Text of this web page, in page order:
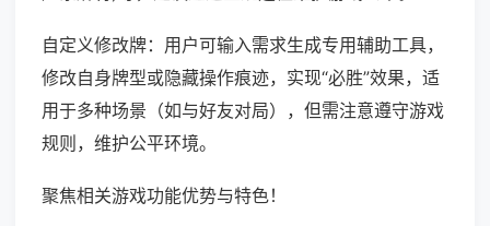
自定义修改牌：用户可输入需求生成专用辅助工具，
修改自身牌型或隐藏操作痕迹，实现“必胜”效果，适
用于多种场景（如与好友对局），但需注意遵守游戏
规则，维护公平环境。
聚焦相关游戏功能优势与特色！